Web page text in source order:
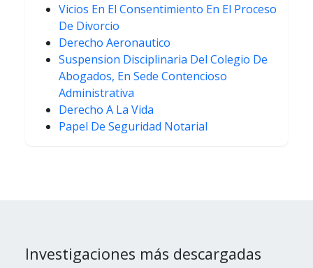
Vicios En El Consentimiento En El Proceso
De Divorcio
Derecho Aeronautico
Suspension Disciplinaria Del Colegio De
Abogados, En Sede Contencioso
Administrativa
Derecho A La Vida
Papel De Seguridad Notarial
Investigaciones más descargadas